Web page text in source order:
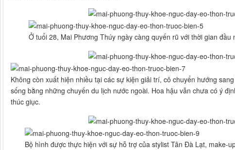
Ở tuổi 28, Mai Phương Thúy ngày càng quyến rũ với thời gian đầu
Không còn xuất hiện nhiều tại các sự kiện giải trí, cô chuyển hướng
sống bằng những chuyến du lịch nước ngoài. Hoa hậu vẫn chưa có ý
thúc giục.
Bộ hình được thực hiện với sự hỗ trợ của stylist Tân Đà Lạt, make-